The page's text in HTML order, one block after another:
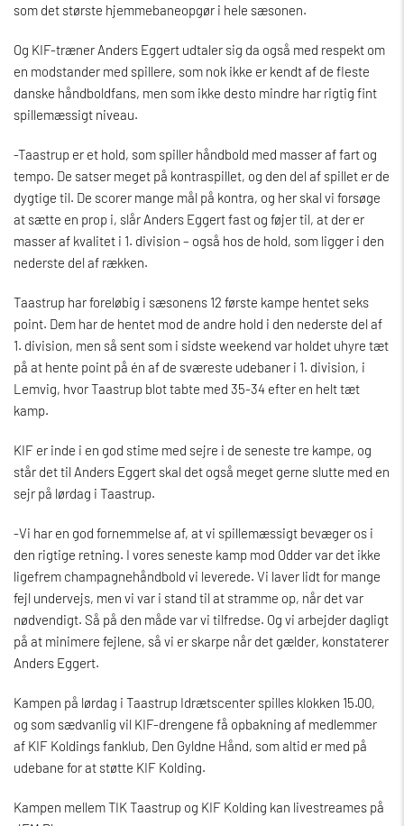
som det største hjemmebaneopgør i hele sæsonen.
Og KIF-træner Anders Eggert udtaler sig da også med respekt om
en modstander med spillere, som nok ikke er kendt af de fleste
danske håndboldfans, men som ikke desto mindre har rigtig fint
spillemæssigt niveau.
-Taastrup er et hold, som spiller håndbold med masser af fart og
tempo. De satser meget på kontraspillet, og den del af spillet er de
dygtige til. De scorer mange mål på kontra, og her skal vi forsøge
at sætte en prop i, slår Anders Eggert fast og føjer til, at der er
masser af kvalitet i 1. division – også hos de hold, som ligger i den
nederste del af rækken.
Taastrup har foreløbig i sæsonens 12 første kampe hentet seks
point. Dem har de hentet mod de andre hold i den nederste del af
1. division, men så sent som i sidste weekend var holdet uhyre tæt
på at hente point på én af de sværeste udebaner i 1. division, i
Lemvig, hvor Taastrup blot tabte med 35-34 efter en helt tæt
kamp.
KIF er inde i en god stime med sejre i de seneste tre kampe, og
står det til Anders Eggert skal det også meget gerne slutte med en
sejr på lørdag i Taastrup.
-Vi har en god fornemmelse af, at vi spillemæssigt bevæger os i
den rigtige retning. I vores seneste kamp mod Odder var det ikke
ligefrem champagnehåndbold vi leverede. Vi laver lidt for mange
fejl undervejs, men vi var i stand til at stramme op, når det var
nødvendigt. Så på den måde var vi tilfredse. Og vi arbejder dagligt
på at minimere fejlene, så vi er skarpe når det gælder, konstaterer
Anders Eggert.
Kampen på lørdag i Taastrup Idrætscenter spilles klokken 15.00,
og som sædvanlig vil KIF-drengene få opbakning af medlemmer
af KIF Koldings fanklub, Den Gyldne Hånd, som altid er med på
udebane for at støtte KIF Kolding.
Kampen mellem TIK Taastrup og KIF Kolding kan livestreames på